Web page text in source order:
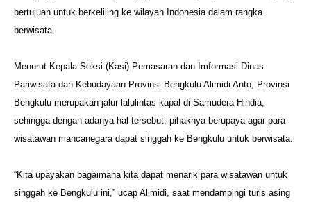
bertujuan untuk berkeliling ke wilayah Indonesia dalam rangka
berwisata.
Menurut Kepala Seksi (Kasi) Pemasaran dan Imformasi Dinas
Pariwisata dan Kebudayaan Provinsi Bengkulu Alimidi Anto, Provinsi
Bengkulu merupakan jalur lalulintas kapal di Samudera Hindia,
sehingga dengan adanya hal tersebut, pihaknya berupaya agar para
wisatawan mancanegara dapat singgah ke Bengkulu untuk berwisata.
“Kita upayakan bagaimana kita dapat menarik para wisatawan untuk
singgah ke Bengkulu ini,” ucap Alimidi, saat mendampingi turis asing